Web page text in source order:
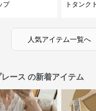
プ
トタンク
人気アイテム一覧へ
ース の新着アイテム